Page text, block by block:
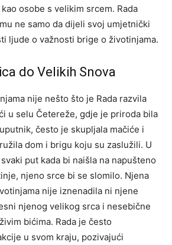
osobe s velikim srcem. Rada
ne samo da dijeli svoj umjetnički
ljude o važnosti brige o životinjama.
do Velikih Snova
nije nešto što je Rada razvila
u selu Četereže, gdje je priroda bila
često je skupljala mačiće i
dom i brigu koju su zaslužili. U
put kada bi naišla na napušteno
njeno srce bi se slomilo. Njena
nije iznenadila ni njene
njenog velikog srca i nesebične
bićima. Rada je često
u svom kraju, pozivajući